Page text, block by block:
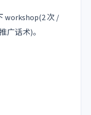
次 /
广话术)。